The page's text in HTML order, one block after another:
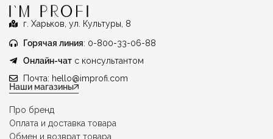
г. Харьков, ул. Культуры, 8
Горячая линия: 0-800-33-06-88
Онлайн-чатс консультантом
Почта: hello@improfi.com
Наши магазины
Про бренд
Оплата и доставка товара
Обмен и возврат товара